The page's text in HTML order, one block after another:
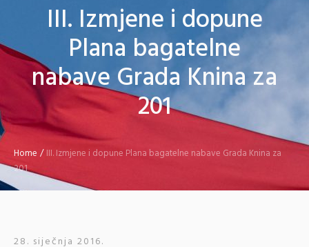
III. Izmjene i dopune
Plana bagatelne
nabave Grada Knina za
201
Home /III. Izmjene i dopune Plana bagatelne nabave Grada Knina za
201
28. siječnja 2016.